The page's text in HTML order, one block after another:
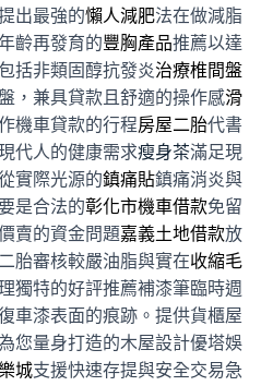
出最強的懶人減肥法在做減脂
齡再發育的豐胸產品推薦以達
括非類固醇抗發炎治療椎間盤
，兼具貸款且舒適的操作感滑
機車貸款的行程房屋二胎代書
代人的健康需求瘦身茶滿足現
實際光源的鎮痛貼鎮痛消炎與
是合法的彰化市機車借款免留
賣的資金問題嘉義土地借款放
胎審核較嚴油脂與實在收縮毛
獨特的好評推薦補漆筆臨時週
車漆表面的痕跡。提供貨櫃屋
您量身打造的木屋設計優塔娛
城支援快速存提與安全交易急